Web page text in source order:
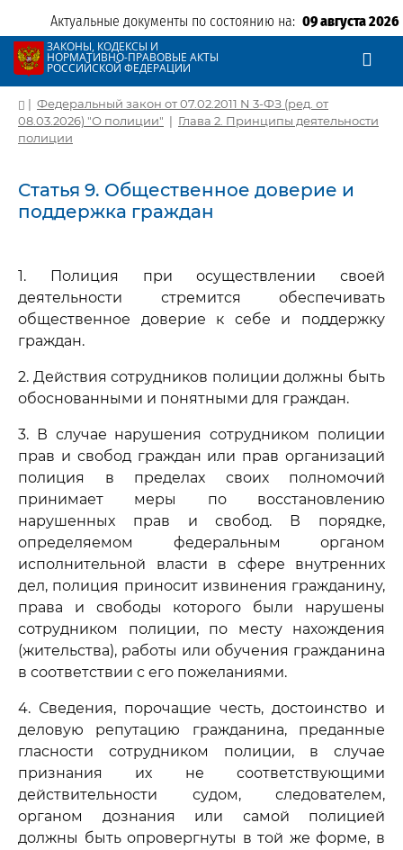
Актуальные документы по состоянию на: 09 августа 2026
ЗАКОНЫ, КОДЕКСЫ И
НОРМАТИВНО-ПРАВОВЫЕ АКТЫ
РОССИЙСКОЙ ФЕДЕРАЦИИ
| Федеральный закон от 07.02.2011 N 3-ФЗ (ред. от
08.03.2026) "О полиции" | Глава 2. Принципы деятельности
полиции
Статья 9. Общественное доверие и
поддержка граждан
1. Полиция при осуществлении своей
деятельности стремится обеспечивать
общественное доверие к себе и поддержку
граждан.
2. Действия сотрудников полиции должны быть
обоснованными и понятными для граждан.
3. В случае нарушения сотрудником полиции
прав и свобод граждан или прав организаций
полиция в пределах своих полномочий
принимает меры по восстановлению
нарушенных прав и свобод. В порядке,
определяемом федеральным органом
исполнительной власти в сфере внутренних
дел, полиция приносит извинения гражданину,
права и свободы которого были нарушены
сотрудником полиции, по месту нахождения
(жительства), работы или обучения гражданина
в соответствии с его пожеланиями.
4. Сведения, порочащие честь, достоинство и
деловую репутацию гражданина, преданные
гласности сотрудником полиции, в случае
признания их не соответствующими
действительности судом, следователем,
органом дознания или самой полицией
должны быть опровергнуты в той же форме, в